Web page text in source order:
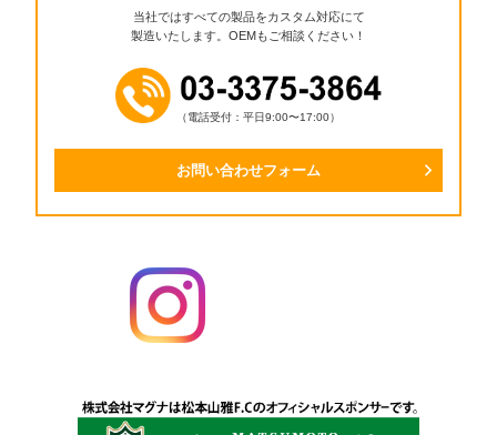
当社ではすべての製品をカスタム対応にて
製造いたします。OEMもご相談ください！
（電話受付：平日9:00〜17:00）
お問い合わせフォーム